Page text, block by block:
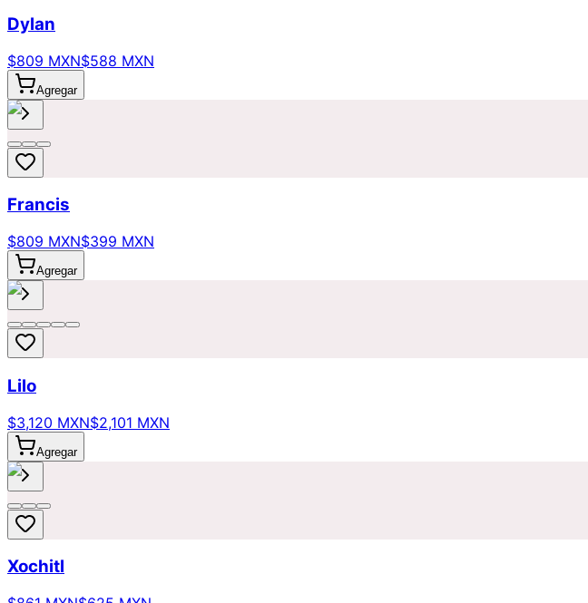
Dylan
$809 MXN$588 MXN
Agregar
Francis
$809 MXN$399 MXN
Agregar
Lilo
$3,120 MXN$2,101 MXN
Agregar
Xochitl